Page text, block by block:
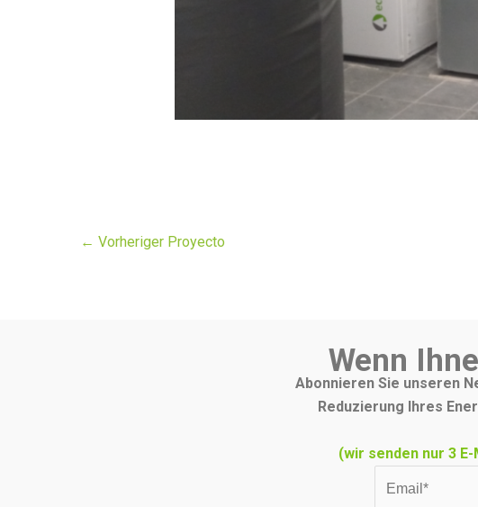
← Vorheriger Proyecto
Wenn
Abonnieren Sie unseren
Reduzierung Ihres
(wir senden nur 3